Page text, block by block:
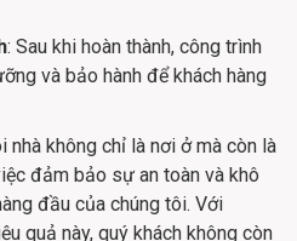
: Sau khi hoàn thành, công trình
và bảo hành để khách hàng
nhà không chỉ là nơi ở mà còn là
đảm bảo sự an toàn và khô
đầu của chúng tôi. Với
quả này, quý khách không còn